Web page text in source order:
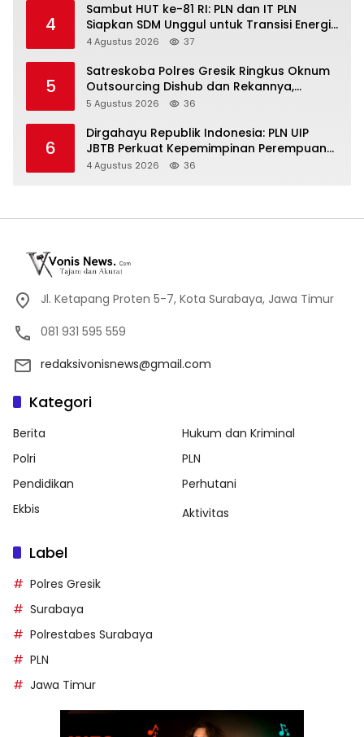
4
Sambut HUT ke-81 RI: PLN dan IT PLN
Siapkan SDM Unggul untuk Transisi Energi
Lewat Pelatihan Energi Terbarukan bagi
4 Agustus 2026 37
5
Satreskoba Polres Gresik Ringkus Oknum
Outsourcing Dishub dan Rekannya,
Diduga Edarkan Sabu Jaringan Bangkalan
5 Agustus 2026 36
6
Dirgahayu Republik Indonesia: PLN UIP
JBTB Perkuat Kepemimpinan Perempuan
melalui Srikandi Movement 2026
4 Agustus 2026 36
Jl. Ketapang Proten 5-7, Kota Surabaya, Jawa Timur
081 931 595 559
redaksivonisnews@gmail.com
Kategori
Berita
Hukum dan Kriminal
Polri
PLN
Pendidikan
Perhutani
Ekbis
Aktivitas
Label
Polres Gresik
Surabaya
Polrestabes Surabaya
PLN
Jawa Timur